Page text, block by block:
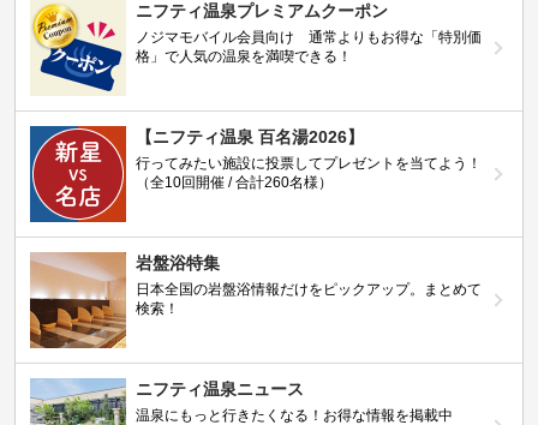
ニフティ温泉プレミアムクーポン
ノジマモバイル会員向け 通常よりもお得な「特別価
格」で人気の温泉を満喫できる！
【ニフティ温泉 百名湯2026】
行ってみたい施設に投票してプレゼントを当てよう！
（全10回開催 / 合計260名様）
岩盤浴特集
日本全国の岩盤浴情報だけをピックアップ。まとめて
検索！
ニフティ温泉ニュース
温泉にもっと行きたくなる！お得な情報を掲載中